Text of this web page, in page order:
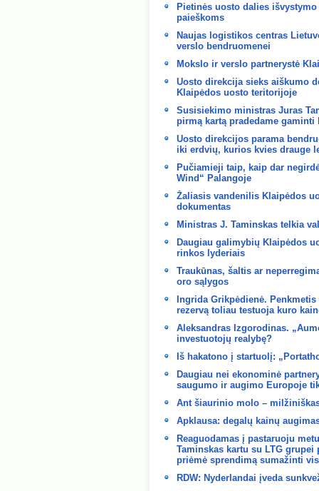
Pietinės uosto dalies
paieškoms
Naujas logistikos centras
verslo bendruomenei
Mokslo ir verslo partnerystė
Uosto direkcija sieks aiškumo
Klaipėdos uosto teritorijoje
Susisiekimo ministras Juras
pirmą kartą pradedame
Uosto direkcijos parama
iki erdvių, kurios kvies drauge
Pučiamieji taip, kaip dar
Wind“ Palangoje
Žaliasis vandenilis Klaipėdos
dokumentas
Ministras J. Taminskas telkia
Daugiau galimybių Klaipėdos
rinkos lyderiais
Traukūnas, šaltis ar
oro sąlygos
Ingrida Grikpėdienė.
rezervą toliau testuoja kuro
Aleksandras Izgorodinas.
investuotojų realybę?
Iš hakatono į startuolį:
Daugiau nei ekonominė
saugumo ir augimo Europoje
Ant šiaurinio molo –
Apklausa: degalų kainų
Reaguodamas į pastaruoju
Taminskas kartu su LTG
priėmė sprendimą sumažinti
RDW: Nyderlandai įveda